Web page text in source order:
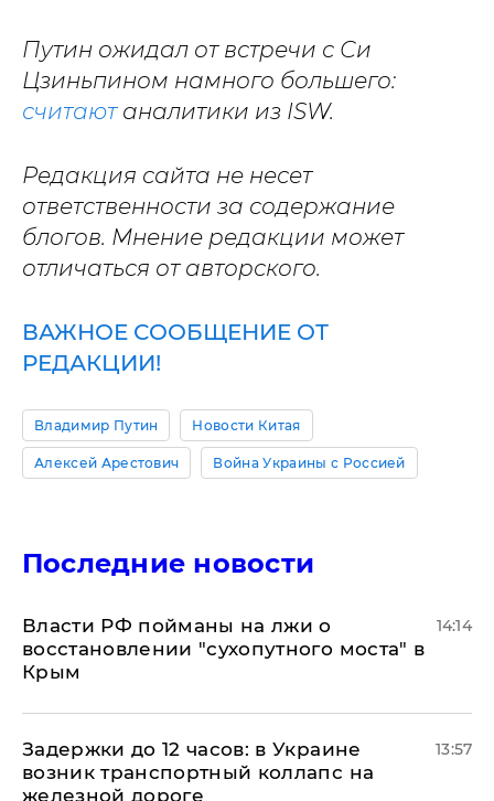
Путин ожидал от встречи с Си
Цзиньпином намного большего:
считаютаналитики из ISW.
Редакция сайта не несет
ответственности за содержание
блогов. Мнение редакции может
отличаться от авторского.
ВАЖНОЕ СООБЩЕНИЕ ОТ
РЕДАКЦИИ!
Владимир Путин Новости Китая
Алексей Арестович Война Украины с Россией
Последние новости
Власти РФ пойманы на лжи о
восстановлении "сухопутного моста" в
Крым
14:14
Задержки до 12 часов: в Украине
возник транспортный коллапс на
железной дороге
13:57